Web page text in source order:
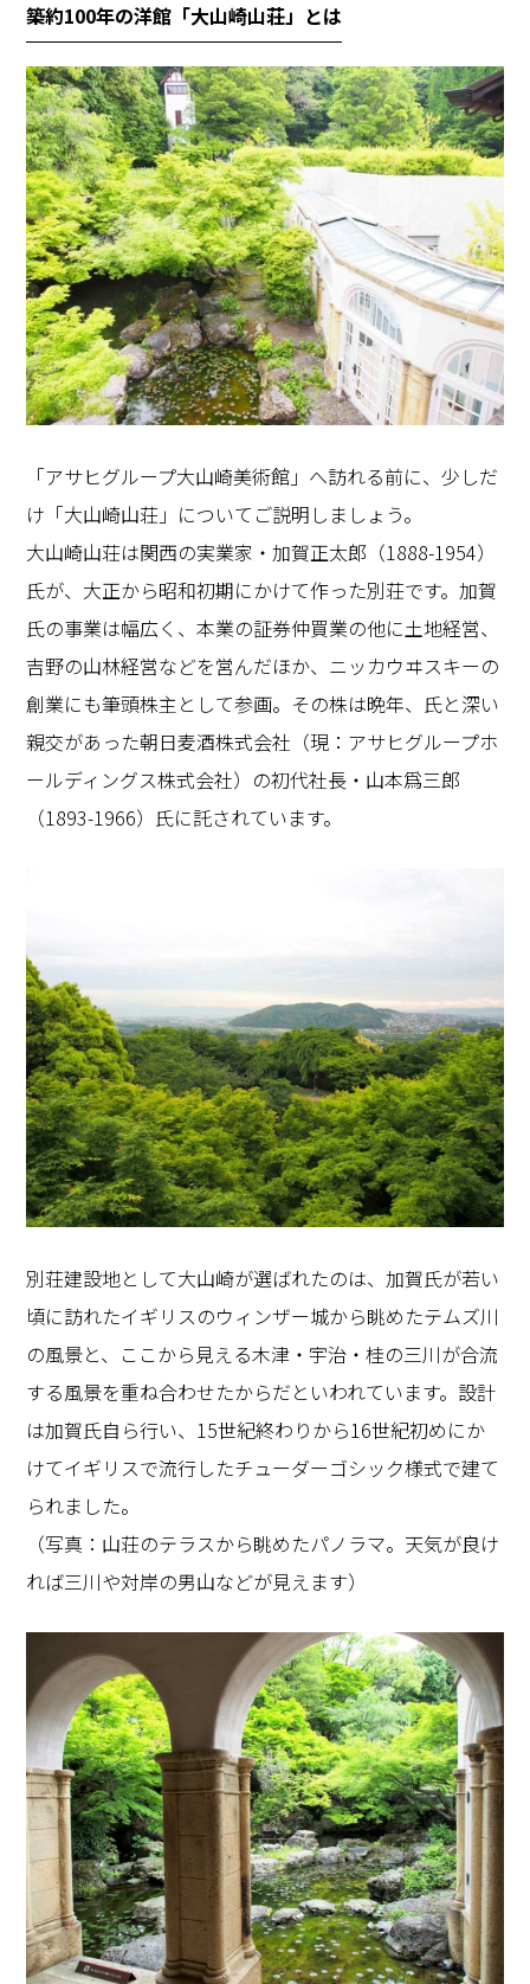
築約100年の洋館「大山崎山荘」とは
「アサヒグループ大山崎美術館」へ訪れる前に、少しだ
け「大山崎山荘」についてご説明しましょう。
大山崎山荘は関西の実業家・加賀正太郎（1888-1954）
氏が、大正から昭和初期にかけて作った別荘です。加賀
氏の事業は幅広く、本業の証券仲買業の他に土地経営、
吉野の山林経営などを営んだほか、ニッカウヰスキーの
創業にも筆頭株主として参画。その株は晩年、氏と深い
親交があった朝日麦酒株式会社（現：アサヒグループホ
ールディングス株式会社）の初代社長・山本爲三郎
（1893-1966）氏に託されています。
別荘建設地として大山崎が選ばれたのは、加賀氏が若い
頃に訪れたイギリスのウィンザー城から眺めたテムズ川
の風景と、ここから見える木津・宇治・桂の三川が合流
する風景を重ね合わせたからだといわれています。設計
は加賀氏自ら行い、 15世紀終わりから16世紀初めにか
けてイギリスで流行したチューダーゴシック様式で建て
られました。
（写真：山荘のテラスから眺めたパノラマ。天気が良け
れば三川や対岸の男山などが見えます）